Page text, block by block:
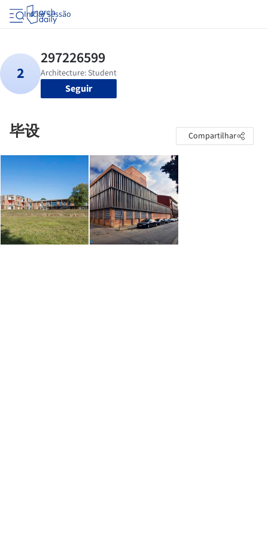
Iniciar sessão
Seguir
毕设 Compartilhar